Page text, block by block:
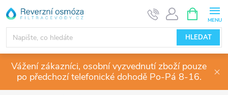
Přejít
na
obsah
HLEDAT
NÁKUPNÍ
KOŠÍK
Vážení zákazníci, osobní vyzvednutí zboží pouze
po předchozí telefonické dohodě Po-Pá 8-16.